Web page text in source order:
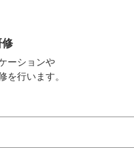
修
ーションや
を行います。